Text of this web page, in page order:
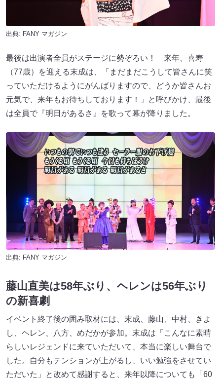
出典: FANY マガジン
最後は出演者全員がステージに勢ぞろい！ 来年、喜寿
（77歳）を迎える末成は、「まだまだこうして皆さんに笑
っていただけるようにがんばりますので、どうか皆さんお
元気で、来年もお待ちしております！」と呼びかけ、最後
は全員で『明日があるさ』を歌って幕が降りました。
出典: FANY マガジン
藤山直美は58年ぶり、ヘレンは56年ぶり
の新喜劇
イベント終了後の囲み取材には、末成、藤山、中村、きよ
し、ヘレン、八方、めだかが参加。末成は「こんなに素晴
らしいレジェンドに来ていただいて、本当に楽しい舞台で
した。自分もテンションが上がるし、いい勉強をさせてい
ただいた」と改めて感謝すると、来年以降についても「60